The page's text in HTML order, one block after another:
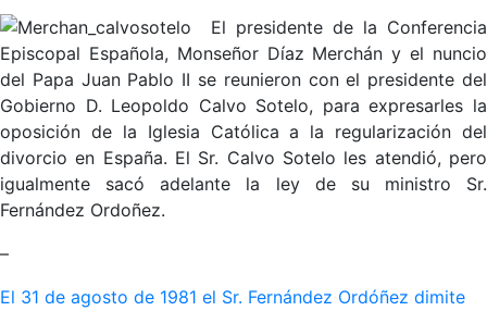
El presidente de la Conferencia
Episcopal Española, Monseñor Díaz Merchán y el nuncio
del Papa Juan Pablo II se reunieron con el presidente del
Gobierno D. Leopoldo Calvo Sotelo, para expresarles la
oposición de la Iglesia Católica a la regularización del
divorcio en España. El Sr. Calvo Sotelo les atendió, pero
igualmente sacó adelante la ley de su ministro Sr.
Fernández Ordoñez.
–
El 31 de agosto de 1981 el Sr. Fernández Ordóñez dimite